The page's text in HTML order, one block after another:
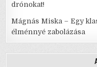
drónokat!
Mágnás Miska – Egy
élménnyé zabolázása